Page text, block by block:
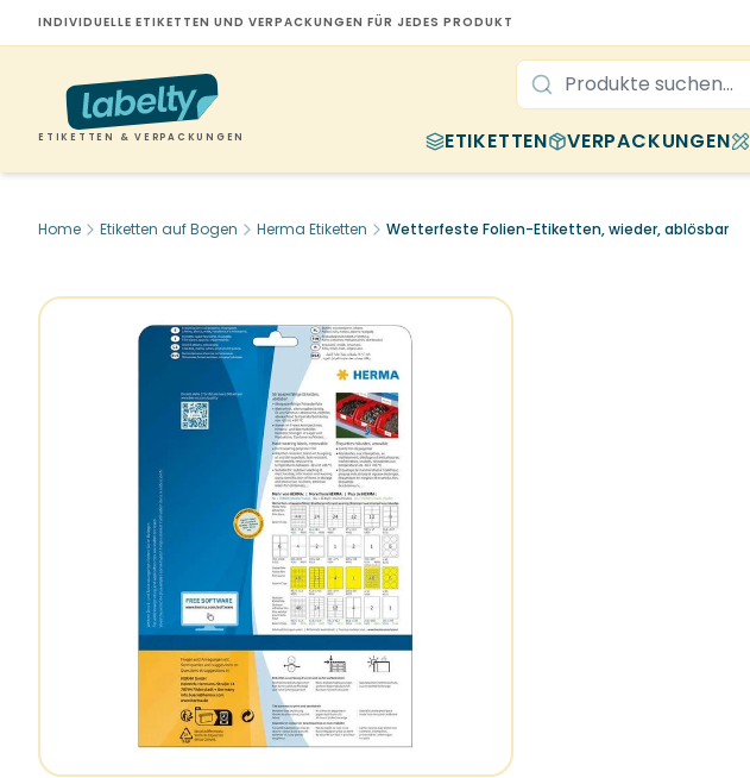
INDIVIDUELLE ETIKETTEN UND VERPACKUNGEN FÜR JEDES PRODUKT
ETIKETTEN & VERPACKUNGEN ETIKETTEN VERPACKUNGEN
Home Etiketten auf Bogen Herma Etiketten Wetterfeste Folien-Etiketten, wieder, ablösbar